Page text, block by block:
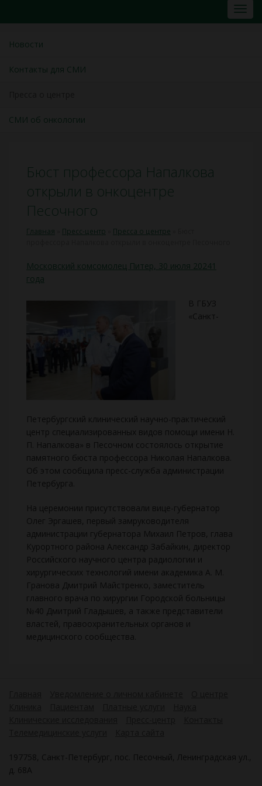
Новости
Контакты для СМИ
СМИ об онкологии
Бюст профессора Напалкова
открыли в онкоцентре
Песочного
Главная Пресс-центр Пресса о центре
Московский комсомолец Питер, 30 июля 20241
года
В ГБУЗ
«Санкт-
Петербургский клинический научно-практический
центр специализированных видов помощи имени Н.
П. Напалкова» в Песочном состоялось открытие
памятного бюста профессора Николая Напалкова.
Об этом сообщила пресс-служба администрации
Петербурга.
На церемонии присутствовали вице-губернатор
Олег Эргашев, первый замруководителя
администрации губернатора Михаил Петров, глава
Курортного района Александр Забайкин, директор
Российского научного центра радиологии и
хирургических технологий имени академика А. М.
Гранова Дмитрий Майстренко, заместитель
главного врача по хирургии Городской больницы
№40 Дмитрий Гладышев, а также представители
властей, правоохранительных органов и
медицинского сообщества.
197758, Санкт-Петербург, пос. Песочный, Ленинградская ул.,
д. 68А